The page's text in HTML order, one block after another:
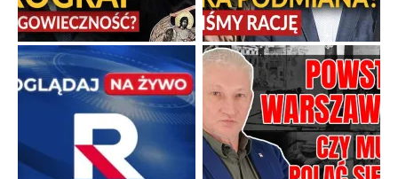
Niewykonalne rozkazy i polityczna katastrofa
Uczestnicy Powstania Warszawskiego zasługują na najwyższy
szacunek, ponieważ jako żołnierze otrzymali zadanie po prostu
niewykonalne.
Popularne